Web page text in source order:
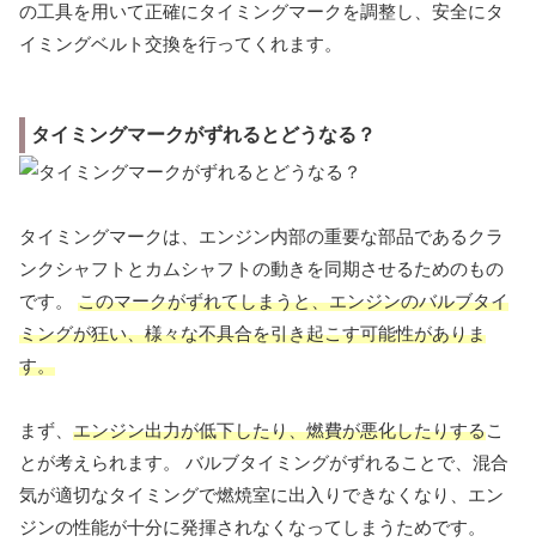
の工具を用いて正確にタイミングマークを調整し、安全にタ
イミングベルト交換を行ってくれます。
タイミングマークがずれるとどうなる？
タイミングマークは、エンジン内部の重要な部品であるクラ
ンクシャフトとカムシャフトの動きを同期させるためのもの
です。 このマークがずれてしまうと、エンジンのバルブタイ
ミングが狂い、様々な不具合を引き起こす可能性がありま
す。
まず、 エンジン出力が低下したり、燃費が悪化したりするこ
とが考えられます。 バルブタイミングがずれることで、混合
気が適切なタイミングで燃焼室に出入りできなくなり、エン
ジンの性能が十分に発揮されなくなってしまうためです。